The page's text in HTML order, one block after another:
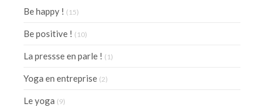
Be happy ! (15)
Be positive ! (10)
La pressse en parle ! (1)
Yoga en entreprise (2)
Le yoga (9)